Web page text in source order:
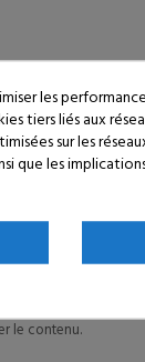
de la porosité
Utilisez un
le contenu.
les
tiers liés aux
sur les
que les